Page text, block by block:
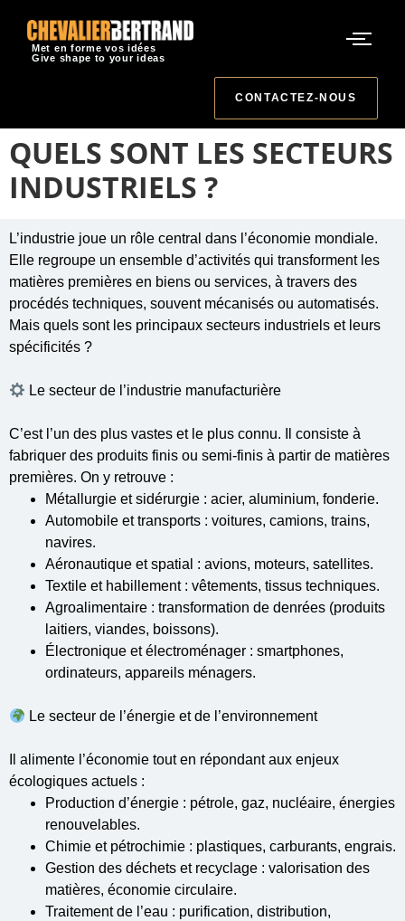
Met en forme vos idées
Give shape to your ideas
CONTACTEZ-NOUS
QUELS SONT LES SECTEURS
INDUSTRIELS ?
L’industrie joue un rôle central dans l’économie mondiale.
Elle regroupe un ensemble d’activités qui transforment les
matières premières en biens ou services, à travers des
procédés techniques, souvent mécanisés ou automatisés.
Mais quels sont les principaux secteurs industriels et leurs
spécificités ?
Le secteur de l’industrie manufacturière
C’est l’un des plus vastes et le plus connu. Il consiste à
fabriquer des produits finis ou semi-finis à partir de matières
premières. On y retrouve :
Métallurgie et sidérurgie : acier, aluminium, fonderie.
Automobile et transports : voitures, camions, trains,
navires.
Aéronautique et spatial : avions, moteurs, satellites.
Textile et habillement : vêtements, tissus techniques.
Agroalimentaire : transformation de denrées (produits
laitiers, viandes, boissons).
Électronique et électroménager : smartphones,
ordinateurs, appareils ménagers.
Le secteur de l’énergie et de l’environnement
Il alimente l’économie tout en répondant aux enjeux
écologiques actuels :
Production d’énergie : pétrole, gaz, nucléaire, énergies
renouvelables.
Chimie et pétrochimie : plastiques, carburants, engrais.
Gestion des déchets et recyclage : valorisation des
matières, économie circulaire.
Traitement de l’eau : purification, distribution,